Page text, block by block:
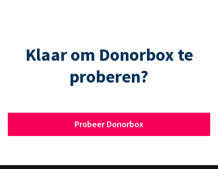
Klaar om Donorbox te
proberen?
Probeer Donorbox